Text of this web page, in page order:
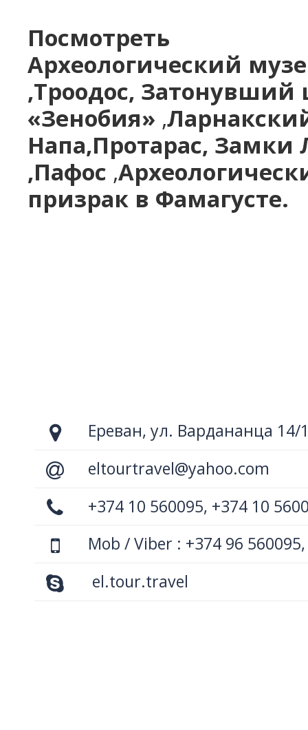
Посмотреть
Археологический
,Троодос, Затонувший
«Зенобия» ,
Напа,Протарас, Замки
,Пафос ,
призрак в Фамагусте.
Ереван, ул. Вардананца 14/
eltourtravel@yahoo.com
+374 10 560095, +374 10
Mob / Viber : +374 96
el.tour.travel